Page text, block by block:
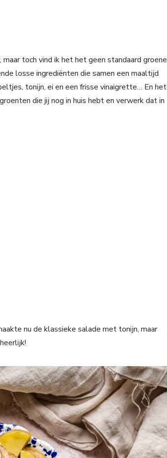
toch vind ik het het geen standaard groene
losse ingrediënten die samen een maaltijd
tonijn, ei en een frisse vinaigrette… En het
die jij nog in huis hebt en verwerk dat in
nu de klassieke salade met tonijn, maar